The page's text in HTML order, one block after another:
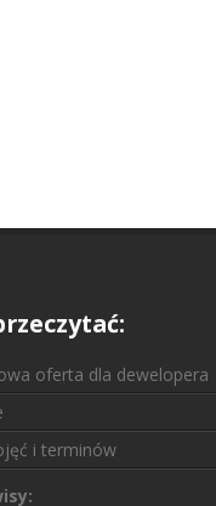
oferta dla dewelopera
i terminów